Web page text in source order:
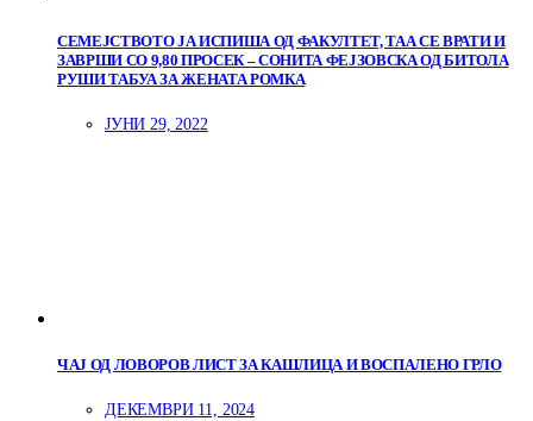
СЕМЕЈСТВОТО ЈА ИСПИША ОД ФАКУЛТЕТ, ТАА СЕ ВРАТИ И
ЗАВРШИ СО 9,80 ПРОСЕК – СОНИТА ФЕЈЗОВСКА ОД БИТОЛА
РУШИ ТАБУА ЗА ЖЕНАТА РОМКА
ЈУНИ 29, 2022
ЧАЈ ОД ЛОВОРОВ ЛИСТ ЗА КАШЛИЦА И ВОСПАЛЕНО ГРЛО
ДЕКЕМВРИ 11, 2024